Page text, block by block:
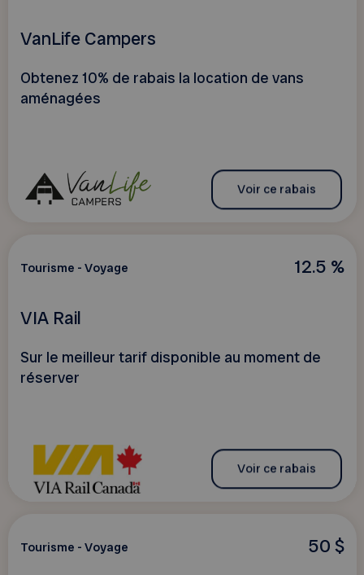
VanLife Campers
Obtenez 10% de rabais la location de vans
aménagées
Voir ce rabais
12.5 %
Tourisme - Voyage
VIA Rail
Sur le meilleur tarif disponible au moment de
réserver
Voir ce rabais
50 $
Tourisme - Voyage